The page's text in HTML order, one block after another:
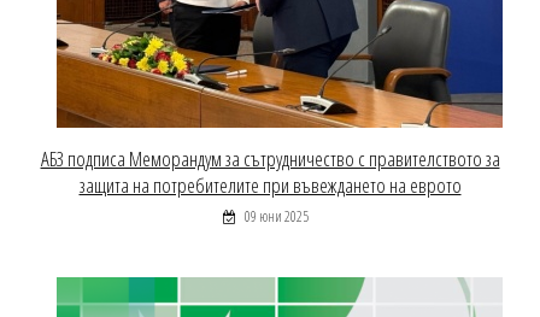
АБЗ подписа Меморандум за сътрудничество с правителството за
защита на потребителите при въвеждането на еврото
09 юни 2025